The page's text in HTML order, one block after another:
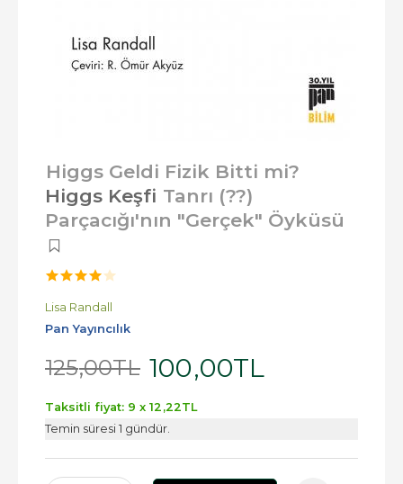
Higgs Geldi Fizik Bitti mi?
Higgs Keşfi Tanrı (??)
Parçacığı'nın "Gerçek" Öyküsü
Lisa Randall
Pan Yayıncılık
125,00TL 100,00TL
Taksitli fiyat: 9 x 12 ,22TL
Temin süresi 1 gündür.